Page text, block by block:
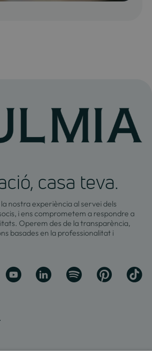
casa teva.
nostra experiència al servei dels
i ens comprometem a respondre a
Operem des de la transparència,
basades en la professionalitat i